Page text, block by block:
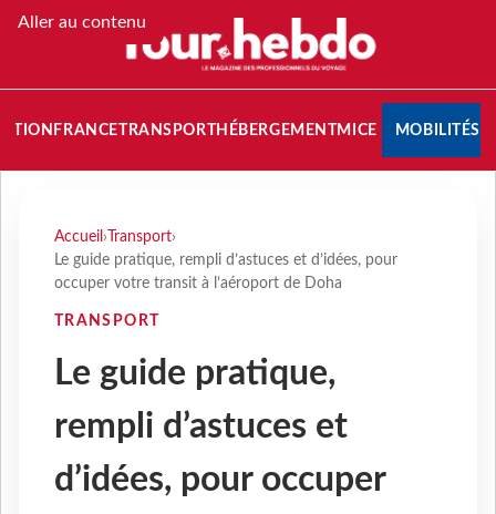
Aller au contenu
FRANCETRANSPORT HÉBERGEMENTMICE MOBILITÉS
Accueil › Transport›
Le guide pratique, rempli d’astuces et d’idées, pour
occuper votre transit à l’aéroport de Doha
TRANSPORT
Le guide pratique,
rempli d’astuces et
d’idées, pour occuper